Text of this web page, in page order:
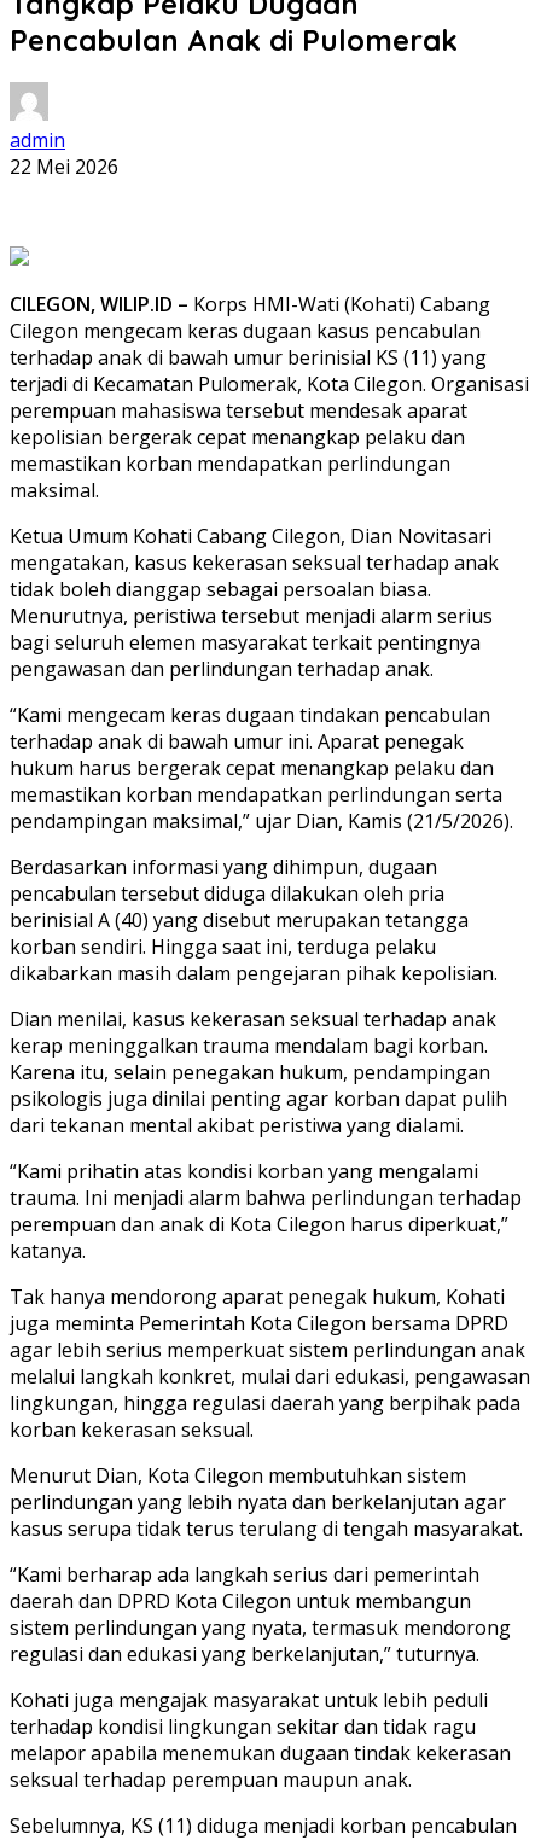
Pencabulan Anak di Pulomerak
admin
22 Mei 2026
CILEGON, WILIP.ID – Korps HMI-Wati (Kohati) Cabang
Cilegon mengecam keras dugaan kasus pencabulan
terhadap anak di bawah umur berinisial KS (11) yang
terjadi di Kecamatan Pulomerak, Kota Cilegon. Organisasi
perempuan mahasiswa tersebut mendesak aparat
kepolisian bergerak cepat menangkap pelaku dan
memastikan korban mendapatkan perlindungan
maksimal.
Ketua Umum Kohati Cabang Cilegon, Dian Novitasari
mengatakan, kasus kekerasan seksual terhadap anak
tidak boleh dianggap sebagai persoalan biasa.
Menurutnya, peristiwa tersebut menjadi alarm serius
bagi seluruh elemen masyarakat terkait pentingnya
pengawasan dan perlindungan terhadap anak.
“Kami mengecam keras dugaan tindakan pencabulan
terhadap anak di bawah umur ini. Aparat penegak
hukum harus bergerak cepat menangkap pelaku dan
memastikan korban mendapatkan perlindungan serta
pendampingan maksimal,” ujar Dian, Kamis (21/5/2026).
Berdasarkan informasi yang dihimpun, dugaan
pencabulan tersebut diduga dilakukan oleh pria
berinisial A (40) yang disebut merupakan tetangga
korban sendiri. Hingga saat ini, terduga pelaku
dikabarkan masih dalam pengejaran pihak kepolisian.
Dian menilai, kasus kekerasan seksual terhadap anak
kerap meninggalkan trauma mendalam bagi korban.
Karena itu, selain penegakan hukum, pendampingan
psikologis juga dinilai penting agar korban dapat pulih
dari tekanan mental akibat peristiwa yang dialami.
“Kami prihatin atas kondisi korban yang mengalami
trauma. Ini menjadi alarm bahwa perlindungan terhadap
perempuan dan anak di Kota Cilegon harus diperkuat,”
katanya.
Tak hanya mendorong aparat penegak hukum, Kohati
juga meminta Pemerintah Kota Cilegon bersama DPRD
agar lebih serius memperkuat sistem perlindungan anak
melalui langkah konkret, mulai dari edukasi, pengawasan
lingkungan, hingga regulasi daerah yang berpihak pada
korban kekerasan seksual.
Menurut Dian, Kota Cilegon membutuhkan sistem
perlindungan yang lebih nyata dan berkelanjutan agar
kasus serupa tidak terus terulang di tengah masyarakat.
“Kami berharap ada langkah serius dari pemerintah
daerah dan DPRD Kota Cilegon untuk membangun
sistem perlindungan yang nyata, termasuk mendorong
regulasi dan edukasi yang berkelanjutan,” tuturnya.
Kohati juga mengajak masyarakat untuk lebih peduli
terhadap kondisi lingkungan sekitar dan tidak ragu
melapor apabila menemukan dugaan tindak kekerasan
seksual terhadap perempuan maupun anak.
Sebelumnya, KS (11) diduga menjadi korban pencabulan